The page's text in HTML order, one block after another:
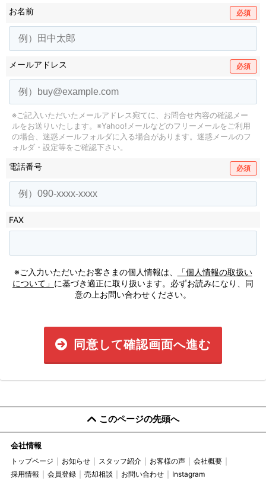
お名前 必須
メールアドレス 必須
※ご記入いただいたメールアドレス宛てに、お問合せ内容の確認メー
ルをお送りいたします。 ※Yahoo!メールなどのフリーメールをご利用
の場合、迷惑メールフォルダに入る場合があります。 迷惑メールのフ
ォルダ・設定等をご確認下さい。
電話番号 必須
FAX
※ご入力いただいたお客さまの個人情報は、
「個人情報の取扱い
について」 に基づき適正に取り扱います。必ずお読みになり、同
意の上お問い合わせください。
同意して確認画面へ進む
このページの先頭へ
会社情報
トップページ お知らせ スタッフ紹介 お客様の声
会社概要
採用情報
会員登録 売却相談 お問い合わせ Instagram